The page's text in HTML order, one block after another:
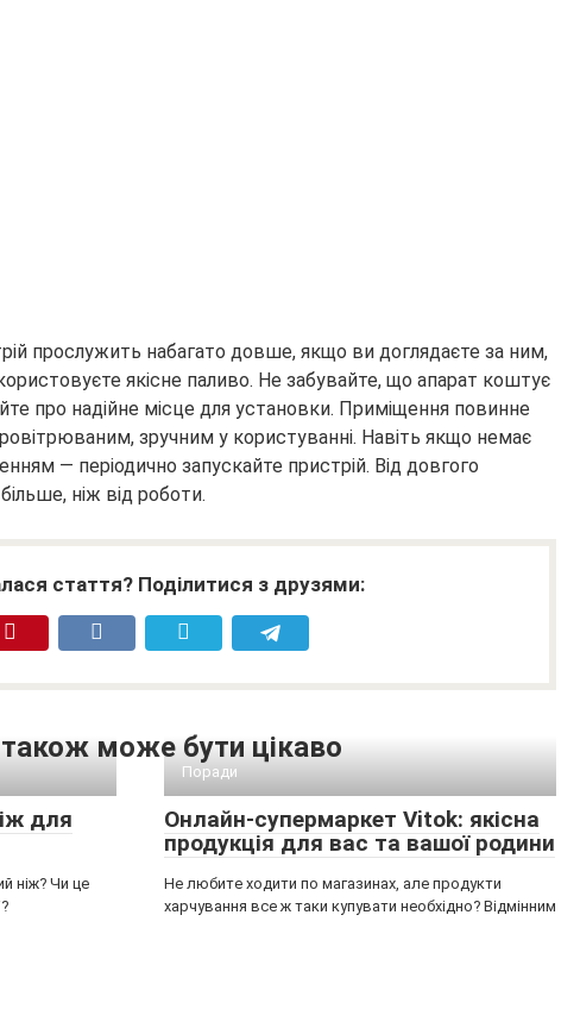
прослужить набагато довше, якщо ви доглядаєте за ним,
якісне паливо. Не забувайте, що апарат коштує
про надійне місце для установки. Приміщення повинне
зручним у користуванні. Навіть якщо немає
— періодично запускайте пристрій. Від довгого
ніж від роботи.
стаття? Поділитися з друзями:
може бути цікаво
для
ніж? Чи це
Поради
Онлайн-супермаркет Vitok: якісна
продукція для вас та вашої родини
Не любите ходити по магазинах, але продукти
харчування все ж таки купувати необхідно? Відмінним